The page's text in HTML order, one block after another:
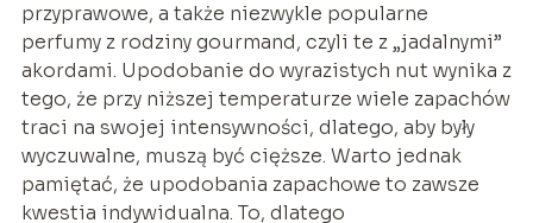
przyprawowe, a także niezwykle popularne
perfumy z rodziny gourmand, czyli te z „jadalnymi”
akordami. Upodobanie do wyrazistych nut wynika z
tego, że przy niższej temperaturze wiele zapachów
traci na swojej intensywności, dlatego, aby były
wyczuwalne, muszą być cięższe. Warto jednak
pamiętać, że upodobania zapachowe to zawsze
kwestia indywidualna. To, dlatego